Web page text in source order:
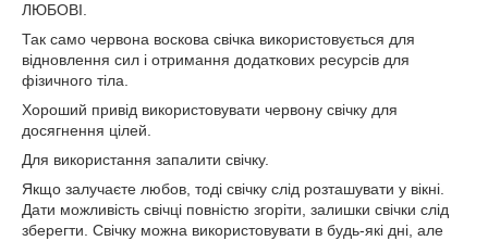
ЛЮБОВІ.
Так само червона воскова свічка використовується для
відновлення сил і отримання додаткових ресурсів для
фізичного тіла.
Хороший привід використовувати червону свічку для
досягнення цілей.
Для використання запалити свічку.
Якщо залучаєте любов, тоді свічку слід розташувати у вікні.
Дати можливість свічці повністю згоріти, залишки свічки слід
зберегти. Свічку можна використовувати в будь-які дні, але